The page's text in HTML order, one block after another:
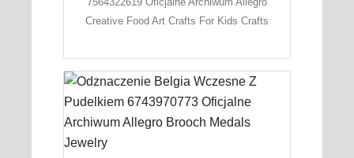
Creative Food Art Crafts For Kids Crafts